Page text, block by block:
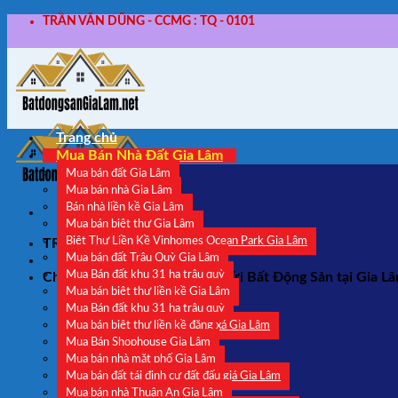
Skip
content
TRẦN VĂN DŨNG - CCMG : TQ - 0101
TRẦN VĂN DŨNG - CCMG : TQ - 0101
Chuyên Môi Giới - Nhận Ký Gửi Bất Động Sản tại Gia
Trang chủ
Mua Bán Nhà Đất Gia Lâm
Mua bán đất Gia Lâm
Mua bán nhà Gia Lâm
Bán nhà liền kề Gia Lâm
Mua bán biệt thự Gia Lâm
Biệt Thự Liền Kề Vinhomes Ocean Park Gia Lâm
Mua bán đất Trâu Quỳ Gia Lâm
Mua Bán đất khu 31 ha trâu quỳ
Mua bán biệt thự liền kề Gia Lâm
Mua Bán đất khu 31 ha trâu quỳ
Mua bán biệt thự liền kề đặng xá Gia Lâm
Mua Bán Shophouse Gia Lâm
Mua bán nhà mặt phố Gia Lâm
Mua bán đất tái định cư đất đấu giá Gia Lâm
Mua bán nhà Thuận An Gia Lâm